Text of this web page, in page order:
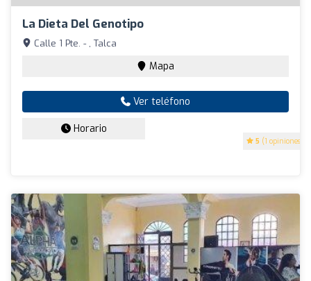
La Dieta Del Genotipo
5 (1 opiniones)
Calle 1 Pte. - , Talca
Mapa
Ver teléfono
Horario